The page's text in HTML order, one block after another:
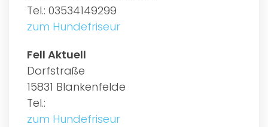
Tel.: 03534149299
zum Hundefriseur
Fell Aktuell
Dorfstraße
15831 Blankenfelde
Tel.:
zum Hundefriseur